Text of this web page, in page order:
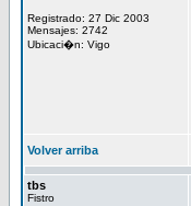
Registrado: 27 Dic 2003
Mensajes: 2742
Ubicaci�n: Vigo
Volver arriba
tbs
Fistro